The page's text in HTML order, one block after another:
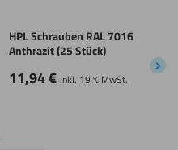
HPL Schrauben RAL 7016
Anthrazit (25 Stück)
11,94€ inkl. 19 % MwSt.